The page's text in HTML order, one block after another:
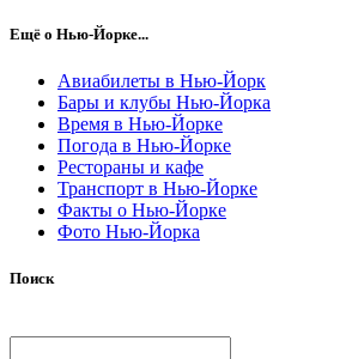
Ещё о Нью-Йорке...
Авиабилеты в Нью-Йорк
Бары и клубы Нью-Йорка
Время в Нью-Йорке
Погода в Нью-Йорке
Рестораны и кафе
Транспорт в Нью-Йорке
Факты о Нью-Йорке
Фото Нью-Йорка
Поиск